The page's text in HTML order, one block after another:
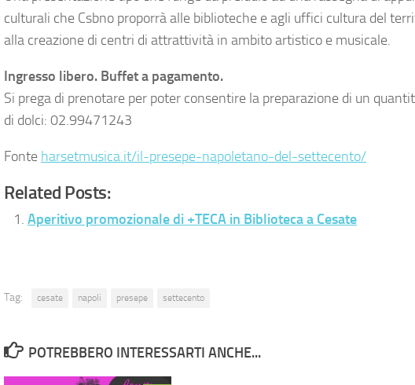
culturali che Csbno proporrà alle biblioteche e agli uffici cultura del
alla creazione di centri di attrattività in ambito artistico e musicale.
Ingresso libero. Buffet a pagamento.
Si prega di prenotare per poter consentire la preparazione di un
di dolci: 02.99471243
Fonte harsetmusica.it/il-presepe-napoletano-del-settecento/
Related Posts:
Aperitivo promozionale di +TECA in Biblioteca a Cesate
Tag: cesate napoli presepe settecento
POTREBBERO INTERESSARTI ANCHE...